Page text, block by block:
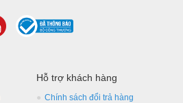
Hỗ trợ khách hàng
Chính sách đổi trả hàng